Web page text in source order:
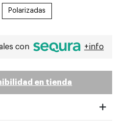
Polarizadas
con +info
en tienda